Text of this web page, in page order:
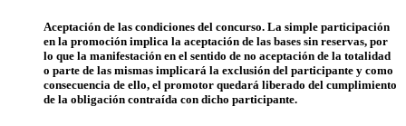
Aceptación de las condiciones del concurso. La simple participación
en la promoción implica la aceptación de las bases sin reservas, por
lo que la manifestación en el sentido de no aceptación de la totalidad
o parte de las mismas implicará la exclusión del participante y como
consecuencia de ello, el promotor quedará liberado del cumplimiento
de la obligación contraída con dicho participante.